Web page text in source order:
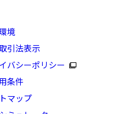
境
引法表示
バシーポリシー
条件
マップ